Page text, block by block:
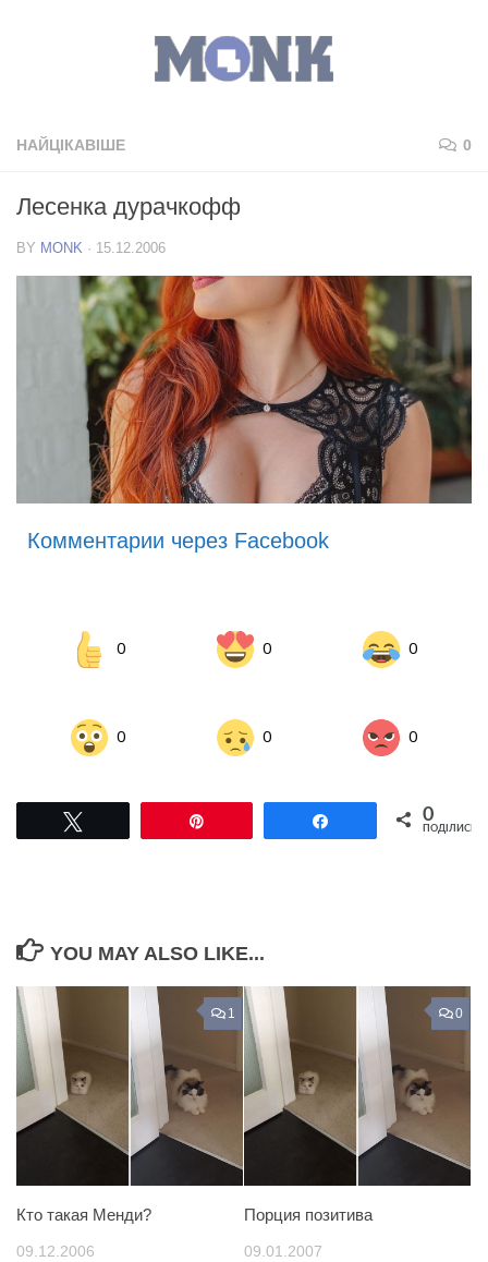
НАЙЦІКАВІШЕ 0
Лесенка дурачкофф
BY MONK · 15.12.2006
Комментарии через Facebook
0 0 0
0 0 0
Поділитися0
ПОДІЛИСЬ
YOU MAY ALSO LIKE...
1
Кто такая Менди?
09.12.2006
0
Порция позитива
09.01.2007